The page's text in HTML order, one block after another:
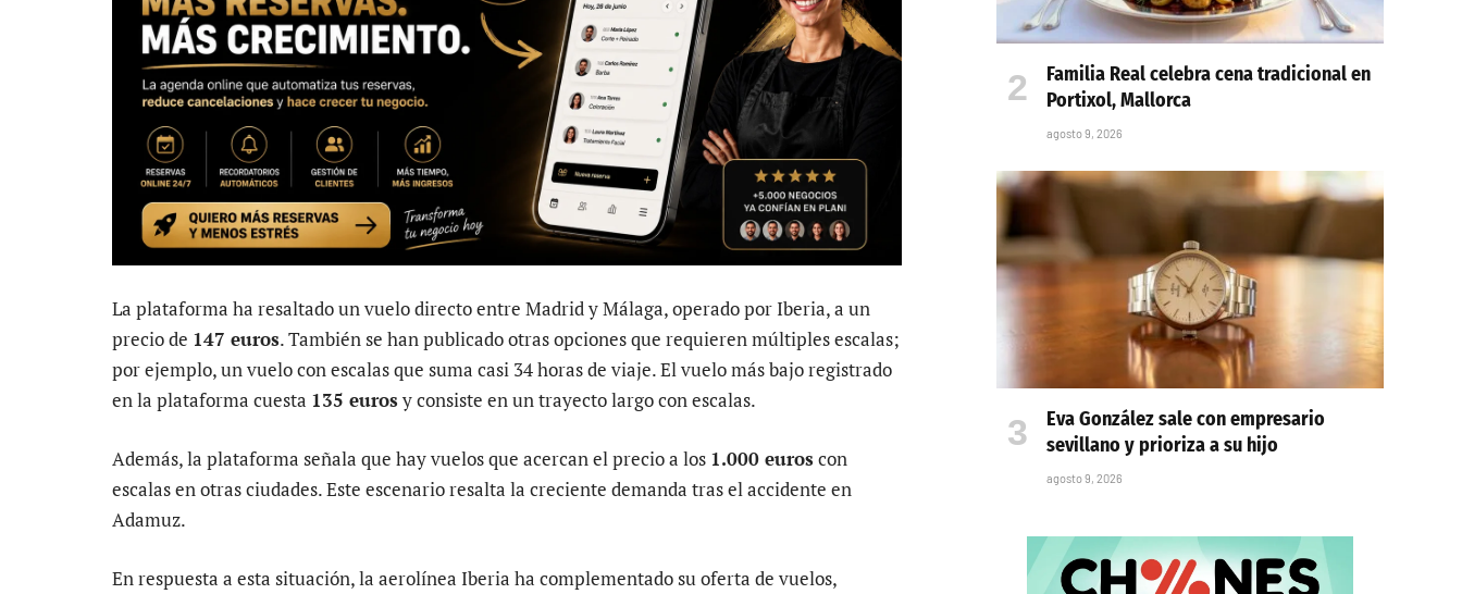
La plataforma ha resaltado un vuelo directo entre Madrid y Málaga, operado por Iberia, a un
precio de 147 euros. También se han publicado otras opciones que requieren múltiples escalas;
por ejemplo, un vuelo con escalas que suma casi 34 horas de viaje. El vuelo más bajo registrado
en la plataforma cuesta 135 eurosy consiste en un trayecto largo con escalas.
Además, la plataforma señala que hay vuelos que acercan el precio a los 1.000 euroscon
escalas en otras ciudades. Este escenario resalta la creciente demanda tras el accidente en
Adamuz.
En respuesta a esta situación, la aerolínea Iberia ha complementado su oferta de vuelos,
Familia Real celebra cena tradicional en
Portixol, Mallorca
agosto 9, 2026
Eva González sale con empresario
sevillano y prioriza a su hijo
agosto 9, 2026